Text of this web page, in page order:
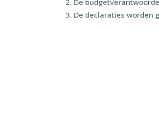
De
De declaraties worden